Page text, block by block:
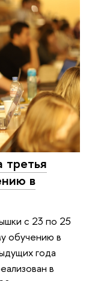
в
с 23 по 25
обучению в
года
в